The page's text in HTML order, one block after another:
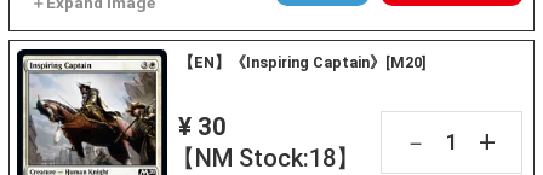
【EN】《Inspiring Captain》[M20]
¥ 30
【NM Stock:18】
－ +